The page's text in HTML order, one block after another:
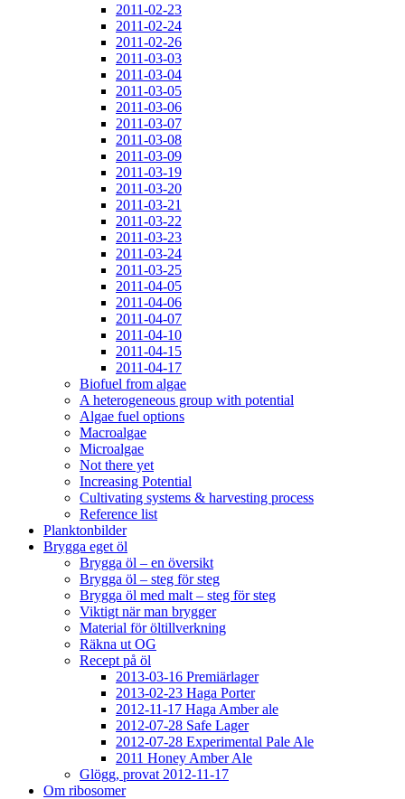
2011-02-23
2011-02-24
2011-02-26
2011-03-03
2011-03-04
2011-03-05
2011-03-06
2011-03-07
2011-03-08
2011-03-09
2011-03-19
2011-03-20
2011-03-21
2011-03-22
2011-03-23
2011-03-24
2011-03-25
2011-04-05
2011-04-06
2011-04-07
2011-04-10
2011-04-15
2011-04-17
Biofuel from algae
A heterogeneous group with potential
Algae fuel options
Macroalgae
Microalgae
Not there yet
Increasing Potential
Cultivating systems & harvesting process
Reference list
Planktonbilder
Brygga eget öl
Brygga öl – en översikt
Brygga öl – steg för steg
Brygga öl med malt – steg för steg
Viktigt när man brygger
Material för öltillverkning
Räkna ut OG
Recept på öl
2013-03-16 Premiärlager
2013-02-23 Haga Porter
2012-11-17 Haga Amber ale
2012-07-28 Safe Lager
2012-07-28 Experimental Pale Ale
2011 Honey Amber Ale
Glögg, provat 2012-11-17
Om ribosomer